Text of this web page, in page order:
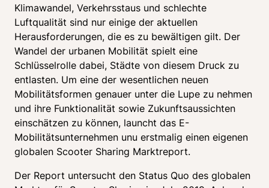
Klimawandel, Verkehrsstaus und schlechte
Luftqualität sind nur einige der aktuellen
Herausforderungen, die es zu bewältigen gilt. Der
Wandel der urbanen Mobilität spielt eine
Schlüsselrolle dabei, Städte von diesem Druck zu
entlasten. Um eine der wesentlichen neuen
Mobilitätsformen genauer unter die Lupe zu nehmen
und ihre Funktionalität sowie Zukunftsaussichten
einschätzen zu können, launcht das E-
Mobilitätsunternehmen unu erstmalig einen eigenen
globalen Scooter Sharing Marktreport.
Der Report untersucht den Status Quo des globalen